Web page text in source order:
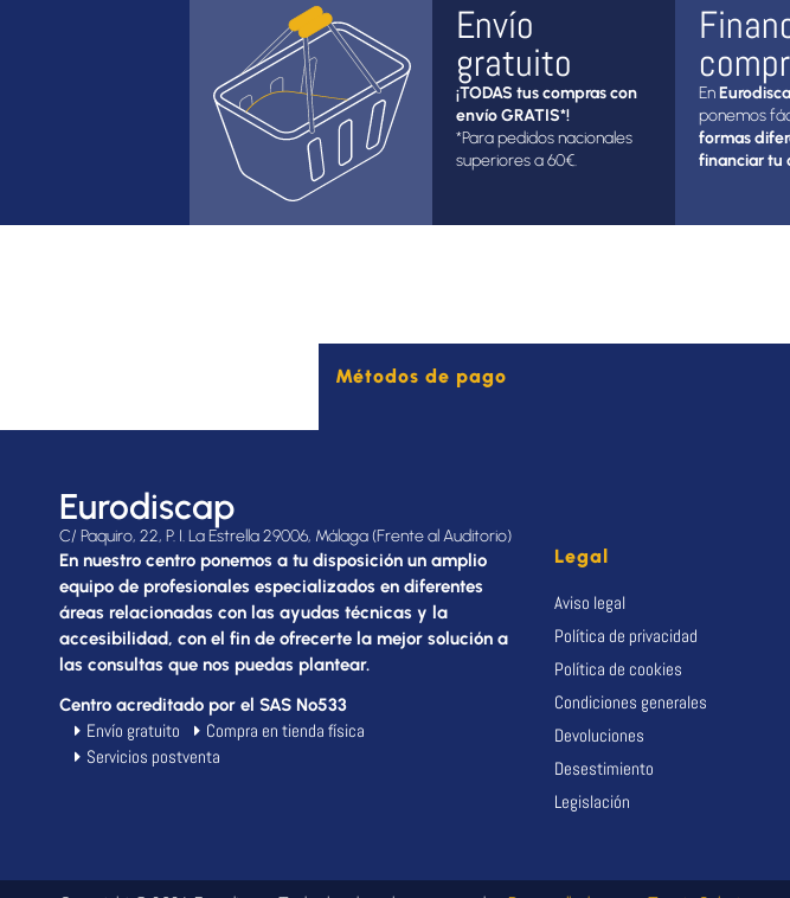
Envío
gratuito
¡TODAS tus compras con
envío GRATIS*!
*Para pedidos nacionales
superiores a 60€.
En
ponemos
formas
financiar tu
Métodos de pago
Eurodiscap
C/ Paquiro, 22, P. I. La Estrella 29006, Málaga (Frente al Auditorio)
En nuestro centro ponemos a tu disposición un amplio
equipo de profesionales especializados en diferentes
áreas relacionadas con las ayudas técnicas y la
accesibilidad, con el fin de ofrecerte la mejor solución a
las consultas que nos puedas plantear.
Centro acreditado por el SAS Nº533
Envío gratuito
Compra en tienda física
Servicios postventa
Legal
Aviso legal
Política de privacidad
Política de cookies
Condiciones generales
Devoluciones
Desestimiento
Legislación